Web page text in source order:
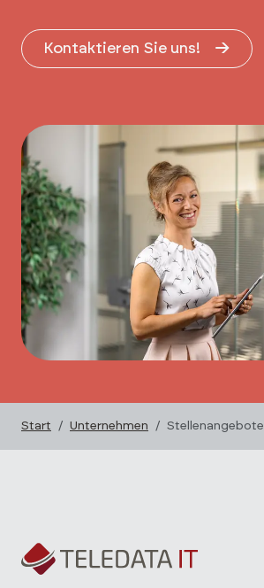
Kontaktieren Sie uns!
Start Unternehmen Stellenangebote